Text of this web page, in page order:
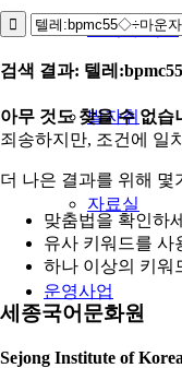
조직과 역할
발자취
자료실
운영사업
검색 결과: 텔레
아무 것도 찾을 수 없습
죄송하지만, 조건에 일
더 나은 결과를 위해 몇
맞춤법을 확인하
유사 키워드를 사
하나 이상의 키워
세종국어문화원
Sejong Institute of